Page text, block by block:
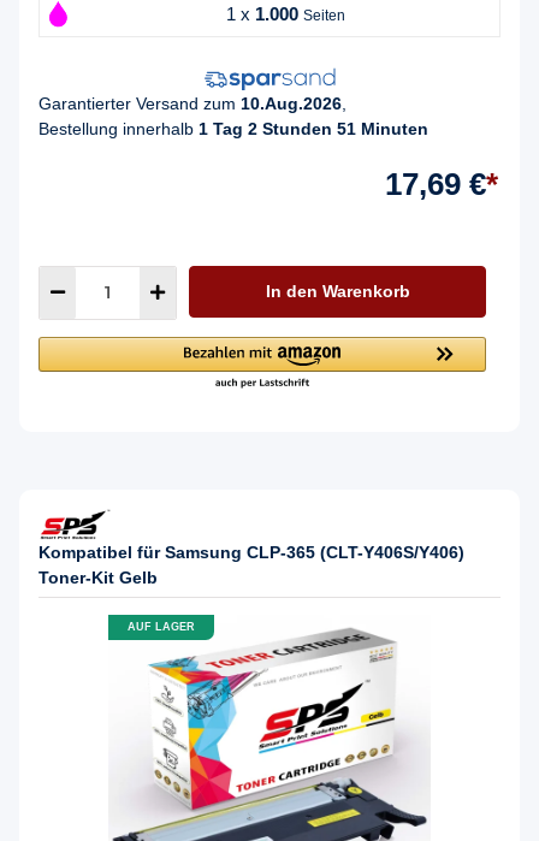
1 x 1.000 Seiten
Garantierter Versand zum 10.Aug.2026
Bestellung innerhalb 1 Tag 2 Stunden 51 Minuten
17,69 €*
In den Warenkorb
Kompatibel für Samsung CLP-365 (CLT-Y406S/Y406)
Toner-Kit Gelb
AUF LAGER